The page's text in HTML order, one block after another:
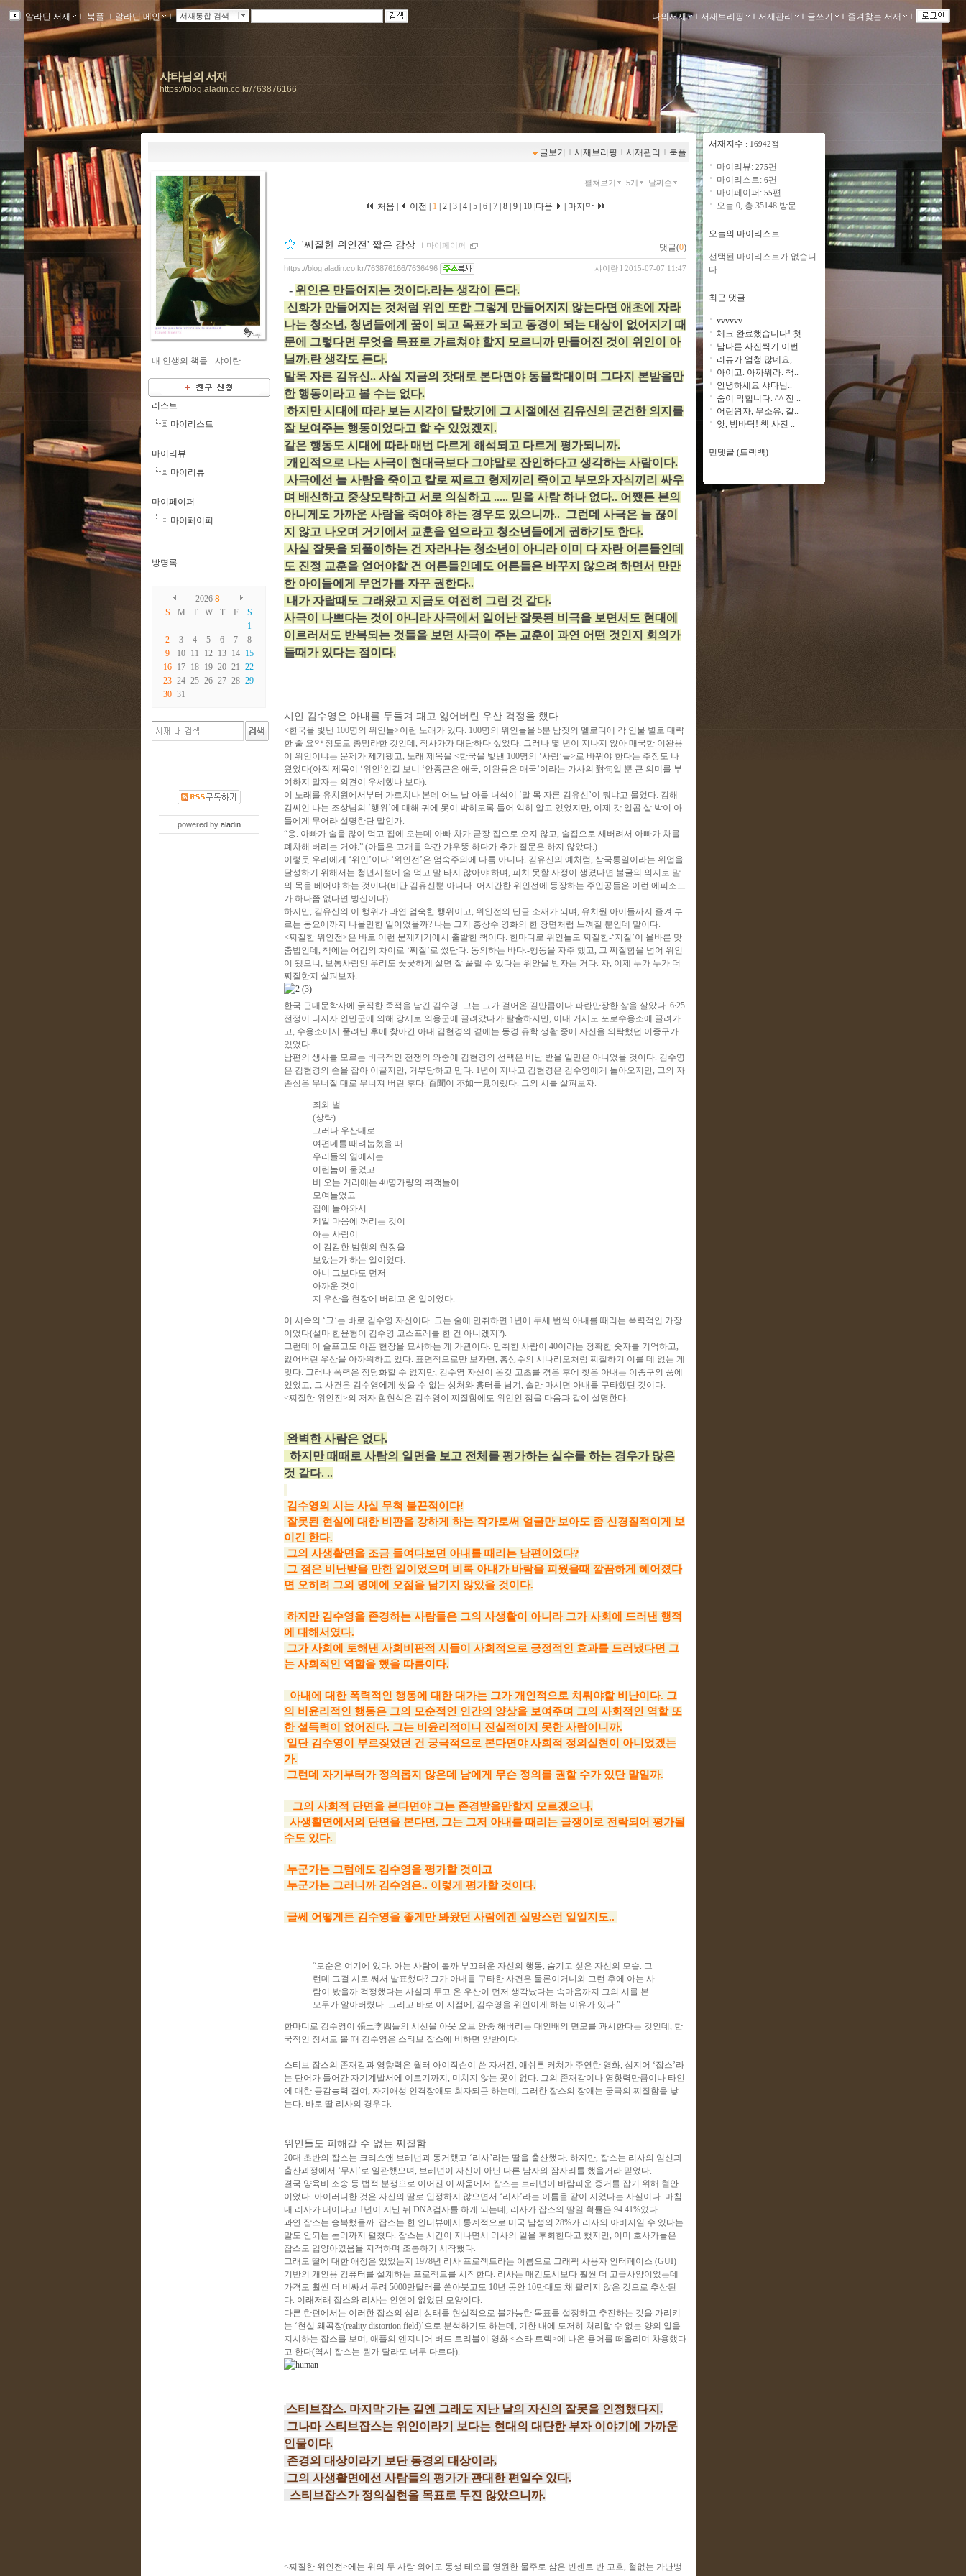
알라딘 서재 ｌ 북플 ｌ알라딘 메인 ｌ 서재통합 검색 나의서재 ｌ 서재브리핑 ｌ 서재관리 ｌ 글쓰기 ｌ 즐겨찾는 서재 ｌ
샤타님의 서재
https://blog.aladin.co.kr/763876166
글보기 ｌ 서재브리핑 ｌ 서재관리 ｌ 북플
내 인생의 책들 - 샤이란
리스트
마이리스트
마이리뷰
마이리뷰
마이페이퍼
마이페이퍼
방명록
2026 8
S
M T W T F
S
1
2
3 4 5 6 7
8
9
10 11 12 13 14 15
16 17 18 19 20 21 22
23 24 25 26 27 28 29
30 31
powered by aladin
펼쳐보기 5개 날짜순
처음 | 이전 | 1 2 3 4 5 6 7 8 9 10 다음 마지막
'찌질한 위인전' 짧은 감상 ｌ 마이페이퍼 댓글(0)
샤이란 l 2015-07-07 11:47
https://blog.aladin.co.kr/763876166/7636496
- 위인은 만들어지는 것이다.라는 생각이 든다.
신화가 만들어지는 것처럼 위인 또한 그렇게 만들어지지 않는다면 애초에 자라
나는 청소년, 청년들에게 꿈이 되고 목표가 되고 동경이 되는 대상이 없어지기 때
문에 그렇다면 무엇을 목표로 가르쳐야 할지 모르니까 만들어진 것이 위인이 아
닐까.란 생각도 든다.
​말목 자른 김유신.. 사실 지금의 잣대로 본다면야 동물학대이며 그다지 본받을만
한 행동이라고 볼 수는 없다.
하지만 시대에 따라 보는 시각이 달랐기에 그 시절에선 김유신의 굳건한 의지를
잘 보여주는 행동이었다고 할 수 있었겠지.​
​ 같은 행동도 시대에 따라 매번 다르게 해석되고 다르게 평가되니까.
개인적으로 나는 사극이 현대극보다 그야말로 잔인하다고 생각하는 사람이다.
사극에선 늘 사람을 죽이고 칼로 찌르고 형제끼리 죽이고 부모와 자식끼리 싸우
며 배신하고 중상모략하고 서로 의심하고 ..... 믿을 사람 하나 없다.. 어쨌든 본의
아니게도 가까운 사람을 죽여야 하는 경우도 있으니까.. 그런데 사극은 늘 끊이
지 않고 나오며 거기에서 교훈을 얻으라고 청소년들에게 권하기도 한다.
사실 잘못을 되풀이하는 건 자라나는 청소년이 아니라 이미 다 자란 어른들인데
도 진정 교훈을 얻어야할 건 어른들인데도 어른들은 바꾸지 않으려 하면서 만만
한 아이들에게 무언가를 자꾸 권한다..
내가 자랄때도 그래왔고 지금도 여전히 그런 것 같다.
사극이 나쁘다는 것이 아니라 사극에서 일어난 잘못된 비극을 보면서도 현대에
이르러서도 반복되는 것들을 보면 사극이 주는 교훈이 과연 어떤 것인지 회의가
들때가 있다는 점이다.
시인 김수영은 아내를 두들겨 패고 잃어버린 우산 걱정을 했다
<한국을 빛낸 100명의 위인들>이란 노래가 있다. 100명의 위인들을 5분 남짓의 멜로디에 각 인물 별로 대략
한 줄 요약 정도로 총망라한 것인데, 작사가가 대단하다 싶었다. 그러나 몇 년이 지나지 않아 매국한 이완용
이 위인이냐는 문제가 제기됐고, 노래 제목을 <한국을 빛낸 100명의 ‘사람’들>로 바꿔야 한다는 주장도 나
왔었다(아직 제목이 ‘위인’인걸 보니 ‘안중근은 애국, 이완용은 매국’이라는 가사의 對句일 뿐 큰 의미를 부
여하지 말자는 의견이 우세했나 보다).
이 노래를 유치원에서부터 가르치나 본데 어느 날 아들 녀석이 ‘말 목 자른 김유신’이 뭐냐고 물었다. 김해
김씨인 나는 조상님의 ‘행위’에 대해 귀에 못이 박히도록 들어 익히 알고 있었지만, 이제 갓 일곱 살 박이 아
들에게 무어라 설명한단 말인가.
“응. 아빠가 술을 많이 먹고 집에 오는데 아빠 차가 곧장 집으로 오지 않고, 술집으로 새버려서 아빠가 차를
폐차해 버리는 거야.” (아들은 고개를 약간 갸우뚱 하다가 추가 질문은 하지 않았다.)
이렇듯 우리에게 ‘위인’이나 ‘위인전’은 엄숙주의에 다름 아니다. 김유신의 예처럼, 삼국통일이라는 위업을
달성하기 위해서는 청년시절에 술 먹고 말 타지 않아야 하며, 피치 못할 사정이 생겼다면 불굴의 의지로 말
의 목을 베어야 하는 것이다(비단 김유신뿐 아니다. 어지간한 위인전에 등장하는 주인공들은 이런 에피소드
가 하나쯤 없다면 병신이다).
하지만, 김유신의 이 행위가 과연 엄숙한 행위이고, 위인전의 단골 소재가 되며, 유치원 아이들까지 즐겨 부
르는 동요에까지 나올만한 일이었을까? 나는 그저 홍상수 영화의 한 장면처럼 느껴질 뿐인데 말이다.
<찌질한 위인전>은 바로 이런 문제제기에서 출발한 책이다. 한마디로 위인들도 찌질한-‘지질’이 올바른 맞
춤법인데, 책에는 어감의 차이로 ‘찌질’로 썼단다. 동의하는 바다.-행동을 자주 했고, 그 찌질함을 넘어 위인
이 됐으니, 보통사람인 우리도 꿋꿋하게 살면 잘 풀릴 수 있다는 위안을 받자는 거다. 자, 이제 누가 누가 더
찌질한지 살펴보자.
한국 근대문학사에 굵직한 족적을 남긴 김수영. 그는 그가 걸어온 길만큼이나 파란만장한 삶을 살았다. 6∙25
전쟁이 터지자 인민군에 의해 강제로 의용군에 끌려갔다가 탈출하지만, 이내 거제도 포로수용소에 끌려가
고, 수용소에서 풀려난 후에 찾아간 아내 김현경의 곁에는 동경 유학 생활 중에 자신을 의탁했던 이종구가
있었다.
남편의 생사를 모르는 비극적인 전쟁의 와중에 김현경의 선택은 비난 받을 일만은 아니었을 것이다. 김수영
은 김현경의 손을 잡아 이끌지만, 거부당하고 만다. 1년이 지나고 김현경은 김수영에게 돌아오지만, 그의 자
존심은 무너질 대로 무너져 버린 후다. 百聞이 不如一見이랬다. 그의 시를 살펴보자.
죄와 벌
(상략)
그러나 우산대로
여편네를 때려눕혔을 때
우리들의 옆에서는
어린놈이 울었고
비 오는 거리에는 40명가량의 취객들이
모여들었고
집에 돌아와서
제일 마음에 꺼리는 것이
아는 사람이
이 캄캄한 범행의 현장을
보았는가 하는 일이었다.
아니 그보다도 먼저
아까운 것이
지 우산을 현장에 버리고 온 일이었다.
이 시속의 ‘그’는 바로 김수영 자신이다. 그는 술에 만취하면 1년에 두세 번씩 아내를 때리는 폭력적인 가장
이었다(설마 한윤형이 김수영 코스프레를 한 건 아니겠지?).
그런데 이 슬프고도 아픈 현장을 묘사하는 게 가관이다. 만취한 사람이 40이라는 정확한 숫자를 기억하고,
잃어버린 우산을 아까워하고 있다. 표면적으로만 보자면, 홍상수의 시나리오처럼 찌질하기 이를 데 없는 게
맞다. 그러나 폭력은 정당화할 수 없지만, 김수영 자신이 온갖 고초를 겪은 후에 찾은 아내는 이종구의 품에
있었고, 그 사건은 김수영에게 씻을 수 없는 상처와 흉터를 남겨, 술만 마시면 아내를 구타했던 것이다.
<찌질한 위인전>의 저자 함현식은 김수영이 찌질함에도 위인인 점을 다음과 같이 설명한다.
완벽한 사람은 없다.
하지만 때때로 사람의 일면을 보고 전체를 평가하는 실수를 하는 경우가 많은
것 같다. ..
김수영의 시는 사실 무척 불끈적이다!
잘못된 현실에 대한 비판을 강하게 하는 작가로써 얼굴만 보아도 좀 신경질적이게 보
이긴 한다.
그의 사생활면을 조금 들여다보면 아내를 때리는 남편이었다?
그 점은 비난받을 만한 일이었으며 비록 아내가 바람을 피웠을때 깔끔하게 헤어졌다
면 오히려 그의 명예에 ​오점을 남기지 않았을 것이다.
하지만 김수영을 존경하는 사람들은 그의 사생활이 아니라 그가 사회에 드러낸 행적
에 대해서였다.
그가 사회에 토해낸 사회비판적 시들이 사회적으로 긍정적인 효과를 드러냈다면 그
는 사회적인 역할을 했을 따름이다.
아내에 대한 폭력적인 행동에 대한 대가는 그가 개인적으로 치뤄야할 비난이다. 그
의 비윤리적인 행동은 그의 모순적인 인간의 양상을 보여주며 그의 사회적인 역할 또
한 설득력이 없어진다. 그는 비윤리적이니 진실적이지 못한 사람이니까.
일단 김수영이 부르짖었던 건 궁극적으로 본다면야 사회적 정의실현이 아니었겠는
가.
그런데 자기부터가 정의롭지 않은데 남에게 무슨 정의를 권할 수가 있단 말일까.
그의 사회적 단면을 본다면야 그는 존경받을만할지 모르겠으나,
사생활면에서의 단면을 본다면, 그는 그저 아내를 때리는 글쟁이로 전락되어 평가될
수도 있다. ​
누군가는 그럼에도 김수영을 평가할 것이고
누군가는 그러니까 김수영은.. 이렇게 평가할 것이다.
글쎄 어떻게든 김수영을 좋게만 봐왔던 사람에겐 실망스런 일일지도.. ​
“모순은 여기에 있다. 아는 사람이 볼까 부끄러운 자신의 행동, 숨기고 싶은 자신의 모습. 그
런데 그걸 시로 써서 발표했다? 그가 아내를 구타한 사건은 물론이거니와 그런 후에 아는 사
람이 봤을까 걱정했다는 사실과 두고 온 우산이 먼저 생각났다는 속마음까지 그의 시를 본
모두가 알아버렸다. 그리고 바로 이 지점에, 김수영을 위인이게 하는 이유가 있다.”
한마디로 김수영이 張三李四들의 시선을 아웃 오브 안중 해버리는 대인배의 면모를 과시한다는 것인데, 한
국적인 정서로 볼 때 김수영은 스티브 잡스에 비하면 양반이다.
스티브 잡스의 존재감과 영향력은 월터 아이작슨이 쓴 자서전, 애쉬튼 커쳐가 주연한 영화, 심지어 ‘잡스’라
는 단어가 들어간 자기계발서에 이르기까지, 미치지 않는 곳이 없다. 그의 존재감이나 영향력만큼이나 타인
에 대한 공감능력 결여, 자기애성 인격장애도 회자되곤 하는데, 그러한 잡스의 장애는 궁극의 찌질함을 낳
는다. 바로 딸 리사의 경우다.
위인들도 피해갈 수 없는 찌질함
20대 초반의 잡스는 크리스앤 브레넌과 동거했고 ‘리사’라는 딸을 출산했다. 하지만, 잡스는 리사의 임신과
출산과정에서 ‘무시’로 일관했으며, 브레넌이 자신이 아닌 다른 남자와 잠자리를 했을거라 믿었다.
결국 양육비 소송 등 법적 분쟁으로 이어진 이 싸움에서 잡스는 브레넌이 바람피운 증거를 잡기 위해 혈안
이었다. 아이러니한 것은 자신의 딸로 인정하지 않으면서 ‘리사’라는 이름을 같이 지었다는 사실이다. 마침
내 리사가 태어나고 1년이 지난 뒤 DNA검사를 하게 되는데, 리사가 잡스의 딸일 확률은 94.41%였다.
과연 잡스는 승복했을까. 잡스는 한 인터뷰에서 통계적으로 미국 남성의 28%가 리사의 아버지일 수 있다는
말도 안되는 논리까지 펼쳤다. 잡스는 시간이 지나면서 리사의 일을 후회한다고 했지만, 이미 호사가들은
잡스도 입양아였음을 지적하며 조롱하기 시작했다.
그래도 딸에 대한 애정은 있었는지 1978년 리사 프로젝트라는 이름으로 그래픽 사용자 인터페이스 (GUI)
기반의 개인용 컴퓨터를 설계하는 프로젝트를 시작한다. 리사는 매킨토시보다 훨씬 더 고급사양이었는데
가격도 훨씬 더 비싸서 무려 5000만달러를 쏟아붓고도 10년 동안 10만대도 채 팔리지 않은 것으로 추산된
다. 이래저래 잡스와 리사는 인연이 없었던 모양이다.
다른 한편에서는 이러한 잡스의 심리 상태를 현실적으로 불가능한 목표를 설정하고 추진하는 것을 가리키
는 ‘현실 왜곡장(reality distortion field)’으로 분석하기도 하는데, 기한 내에 도저히 처리할 수 없는 양의 일을
지시하는 잡스를 보며, 애플의 엔지니어 버드 트리블이 영화 <스타 트렉>에 나온 용어를 떠올리며 차용했다
고 한다(역시 잡스는 뭔가 달라도 너무 다르다).
스티브잡스. 마지막 가는 길엔 그래도 지난 날의 자신의 잘못을 인정했다지.
그나마 스티브잡스는 위인이라기 보다는 현대의 대단한 부자 이야기에 가까운
인물이다.
존경의 대상이라기 보단 동경의 대상이라,
그의 사생활면에선 사람들의 평가가 관대한 편일수 있다.
스티브잡스가 정의실현을 목표로 두진 않았으니까.
<찌질한 위인전>에는 위의 두 사람 외에도 동생 테오를 영원한 물주로 삼은 빈센트 반 고흐, 철없는 가난뱅
서재지수 : 16942점
마이리뷰: 275편
마이리스트: 6편
마이페이퍼: 55편
오늘 0, 총 35148 방문
오늘의 마이리스트
선택된 마이리스트가 없습니
다.
최근 댓글
vvvvvv
체크 완료했습니다! 첫..
남다른 사진찍기 이번 ..
리뷰가 엄청 많네요, ..
아이고. 아까워라. 책..
안녕하세요 샤타님..
숨이 막힙니다. ^^ 전 ..
어린왕자, 무소유, 갈..
앗, 방바닥! 책 사진 ..
먼댓글 (트랙백)